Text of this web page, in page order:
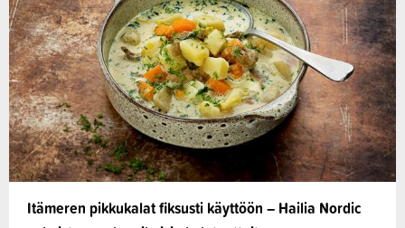
KASVUPAKETIN OSA: KASVUALUSTA- JA
KUIVIKEMATERIAALIEN SAATAVUUS​ ›
KASVUPAKETIN OSA: METSÄBIOTALOUDEN
ARVONLISÄN KASVATTAMINEN​ ›
KASVUOHJELMA: METSÄBIOTALOUDEN UUDET
AVAUKSET, ITÄINEN SUOMI ›
BIOTALOUSSTRATEGIAN ALUEELLINEN
Itämeren pikkukalat fiksusti käyttöön – Hailia Nordic